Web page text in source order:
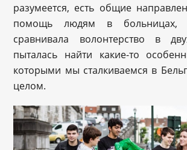
разумеется, есть общие
помощь людям в больницах,
сравнивала волонтерство в
пыталась найти какие-то
которыми мы сталкиваемся в
целом.